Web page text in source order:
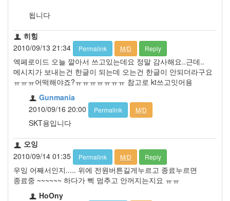
됩니다
히힝
2010/09/13 21:34
Permalink M/D Reply
엑페로이드 오늘 깔아서 쓰고있는데요 정말 감사해요..근데..
메시지가 보내는건 한글이 되는데 오는건 한글이 안되더라구요
ㅠㅠㅠ어떡해야죠?ㅠㅠㅠㅠㅠㅠㅠ 참고로 kt쓰고잇어용
Gunmania
2010/09/16 20:00
Permalink M/D
SKT용입니다
오잉
2010/09/14 01:35
Permalink M/D Reply
우잉 어째서인지..... 위에 전원버튼길게누르고 종료누르면
종료중 ~~~~~~ 하다가 삑 멈추고 안꺼지는지요 ㅠㅠ
HoOny